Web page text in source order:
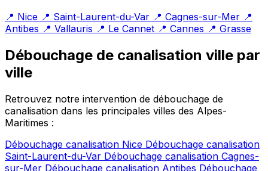
📍 Nice 📍 Saint-Laurent-du-Var 📍 Cagnes-sur-Mer 📍
Antibes 📍 Vallauris 📍 Le Cannet 📍 Cannes 📍 Grasse
Débouchage de canalisation ville par
ville
Retrouvez notre intervention de débouchage de
canalisation dans les principales villes des Alpes-
Maritimes :
Débouchage canalisation Nice Débouchage canalisation
Saint-Laurent-du-Var Débouchage canalisation Cagnes-
sur-Mer Débouchage canalisation Antibes Débouchage